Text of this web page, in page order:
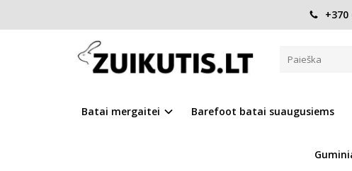
+370
Batai mergaitei Barefoot batai suaugusiems
Pagrindinis D.D.Step batai mergaitėms Barefoot batai 25-30 d.
BAREFOOT BATAI 25-30 D. S063-
Į PALYGINIMĄ Į NORŲ SĄRAŠĄ